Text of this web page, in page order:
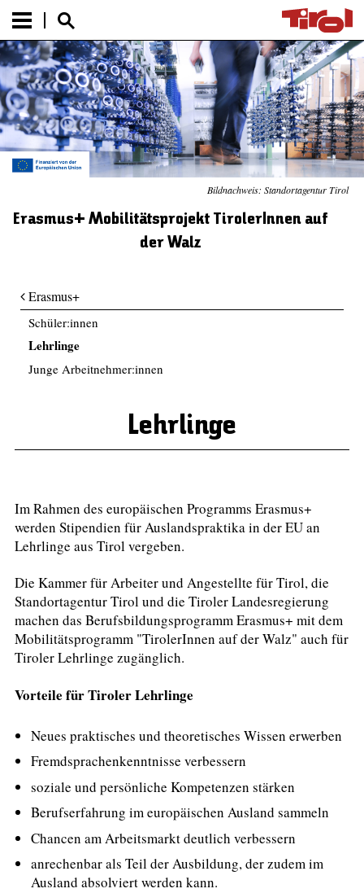
Bildnachweis: Standortagentur Tirol
Erasmus+ Mobilitätsprojekt TirolerInnen auf
der Walz
Erasmus+
Schüler:innen
Lehrlinge
Junge Arbeitnehmer:innen
Lehrlinge
Im Rahmen des europäischen Programms Erasmus+
werden Stipendien für Auslandspraktika in der EU an
Lehrlinge aus Tirol vergeben.
Die Kammer für Arbeiter und Angestellte für Tirol, die
Standortagentur Tirol und die Tiroler Landesregierung
machen das Berufsbildungsprogramm Erasmus+ mit dem
Mobilitätsprogramm "TirolerInnen auf der Walz" auch für
Tiroler Lehrlinge zugänglich.
Vorteile für Tiroler Lehrlinge
Neues praktisches und theoretisches Wissen erwerben
Fremdsprachenkenntnisse verbessern
soziale und persönliche Kompetenzen stärken
Berufserfahrung im europäischen Ausland sammeln
Chancen am Arbeitsmarkt deutlich verbessern
anrechenbar als Teil der Ausbildung, der zudem im
Ausland absolviert werden kann.